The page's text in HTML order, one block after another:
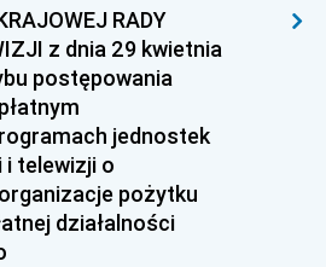
RADY
z dnia 29 kwietnia
postępowania
jednostek
telewizji o
pożytku
działalności